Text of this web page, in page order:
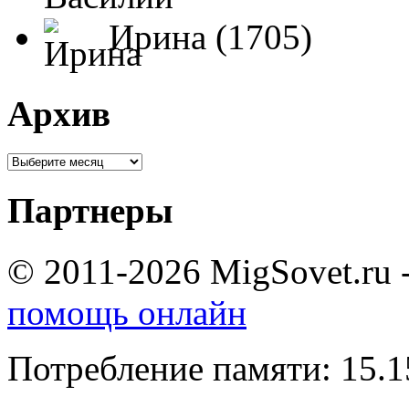
Ирина (1705)
Архив
Партнеры
© 2011-2026 MigSovet.ru
помощь онлайн
Потребление памяти: